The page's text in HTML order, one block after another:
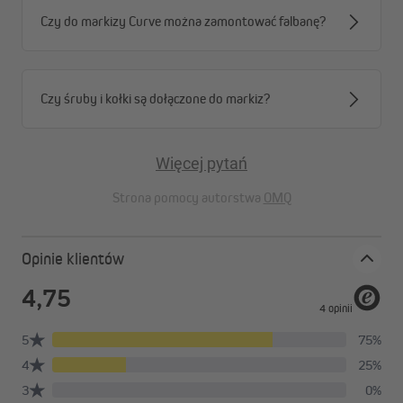
wzmocnione połączeniami ze stali nierdzewnej, co
zapewnia większą stabilność i niezawodne działanie
aluminium skutecznie chroni tkaninę oraz
Korba awaryjna w zestawie
rozwinięcie lub zwinięcie markizy w przypadku
Zaokrąglony profil frontowy
stylowo podkreślą wygląd Twojego tarasu lub
balkonu.
Czy do markizy Curve można zamontować falbanę?
Czy śruby i kołki są dołączone do markiz?
Więcej pytań
Strona pomocy autorstwa OMQ
Opinie klientów